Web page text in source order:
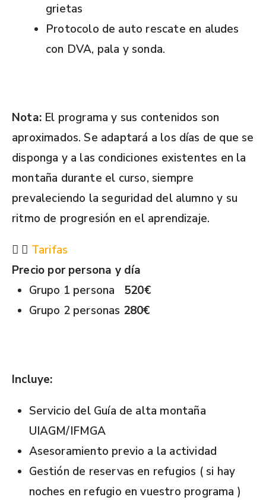
grietas
Protocolo de auto rescate en aludes
con DVA, pala y sonda.
Nota:El programa y sus contenidos son
aproximados. Se adaptará a los días de que se
disponga y a las condiciones existentes en la
montaña durante el curso, siempre
prevaleciendo la seguridad del alumno y su
ritmo de progresión en el aprendizaje.
Tarifas
Precio por persona y día
Grupo 1 persona
520€
Grupo 2 personas 280€
Incluye:
Servicio del Guía de alta montaña
UIAGM/IFMGA
Asesoramiento previo a la actividad
Gestión de reservas en refugios ( si hay
noches en refugio en vuestro programa )